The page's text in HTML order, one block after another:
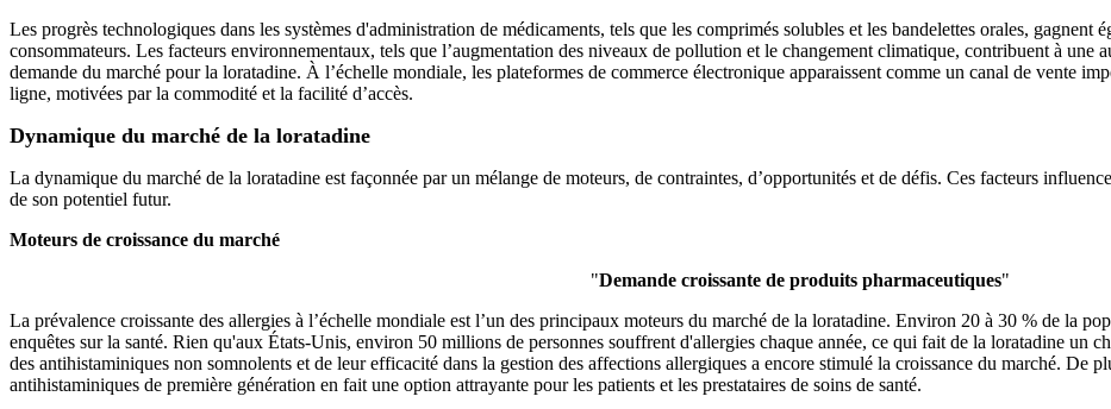
Les progrès technologiques dans les systèmes d'administration de médicaments, tels que les comprimés solubles et les bandelettes orales,
consommateurs. Les facteurs environnementaux, tels que l’augmentation des niveaux de pollution et le changement climatique, contribuent à une
demande du marché pour la loratadine. À l’échelle mondiale, les plateformes de commerce électronique apparaissent comme un canal de vente
ligne, motivées par la commodité et la facilité d’accès.
Dynamique du marché de la loratadine
La dynamique du marché de la loratadine est façonnée par un mélange de moteurs, de contraintes, d’opportunités et de défis. Ces facteurs
de son potentiel futur.
Moteurs de croissance du marché
"Demande croissante de produits pharmaceutiques"
La prévalence croissante des allergies à l’échelle mondiale est l’un des principaux moteurs du marché de la loratadine. Environ 20 à 30 % de la
enquêtes sur la santé. Rien qu'aux États-Unis, environ 50 millions de personnes souffrent d'allergies chaque année, ce qui fait de la loratadine un
des antihistaminiques non somnolents et de leur efficacité dans la gestion des affections allergiques a encore stimulé la croissance du marché. De
antihistaminiques de première génération en fait une option attrayante pour les patients et les prestataires de soins de santé.